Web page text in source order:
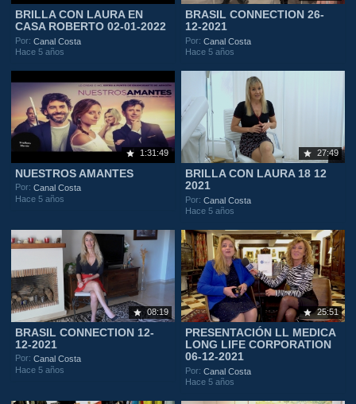
BRILLA CON LAURA EN
CASA ROBERTO 02-01-2022
Por:Canal Costa
Hace 5 años
BRASIL CONNECTION 26-
12-2021
Por:Canal Costa
Hace 5 años
1:31:49
NUESTROS AMANTES
Por:Canal Costa
Hace 5 años
27:49
BRILLA CON LAURA 18 12
2021
Por:Canal Costa
Hace 5 años
08:19
BRASIL CONNECTION 12-
12-2021
Por:Canal Costa
Hace 5 años
25:51
PRESENTACIÓN LL MEDICA
LONG LIFE CORPORATION
06-12-2021
Por:Canal Costa
Hace 5 años